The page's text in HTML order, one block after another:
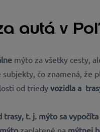
autá v
mýto za všetky cesty,
subjekty, čo znamená,
od triedy vozidla a
trasy, t. j. mýto sa